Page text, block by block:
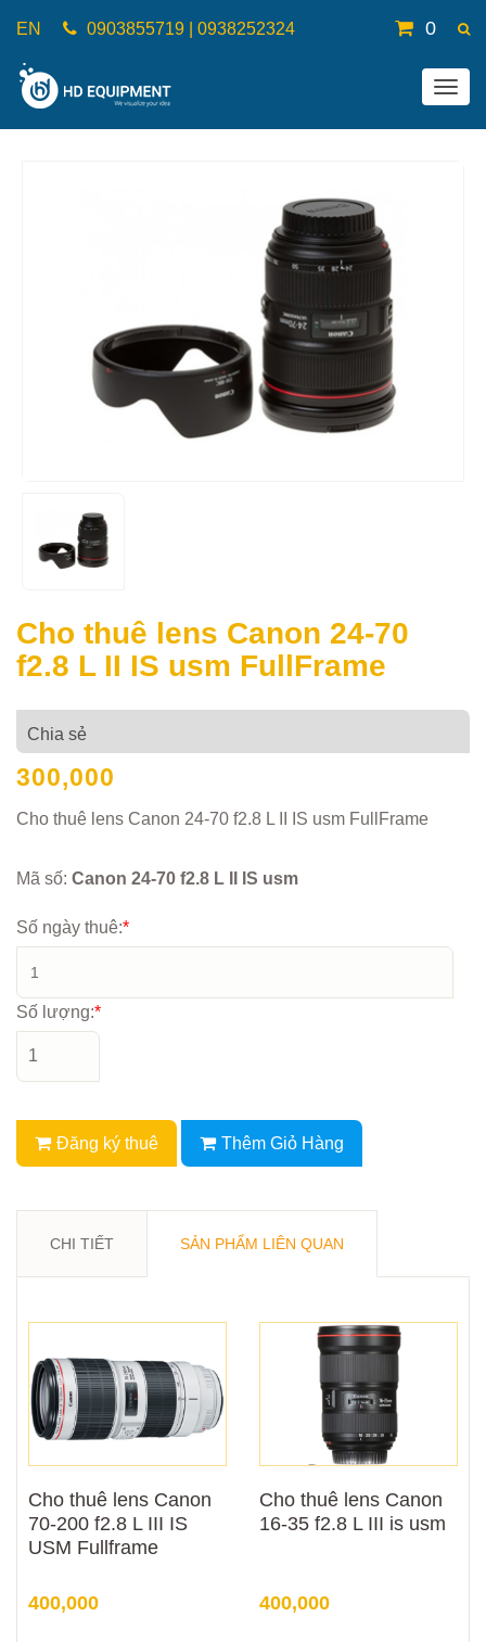
EN 0903855719 | 0938252324 0
Cho thuê lens Canon 24-70
f2.8 L II IS usm FullFrame
Chia sẻ
300,000
Cho thuê lens Canon 24-70 f2.8 L II IS usm FullFrame
Mã số: Canon 24-70 f2.8 L II IS usm
Số ngày thuê:*
Số lượng:*
Đăng ký thuê Thêm Giỏ Hàng
CHI TIẾT SẢN PHẨM LIÊN QUAN
Cho thuê lens Canon
70-200 f2.8 L III IS
USM Fullframe
400,000
Cho thuê lens Canon
16-35 f2.8 L III is usm
400,000